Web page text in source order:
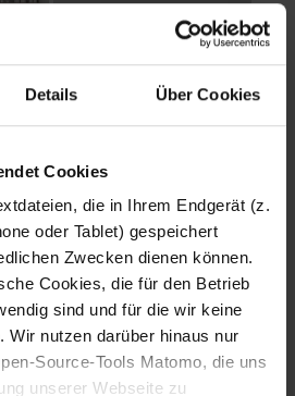
Details Über Cookies
Cookies
die in Ihrem Endgerät (z.
oder Tablet) gespeichert
Zwecken dienen können.
Cookies, die für den Betrieb
sind und für die wir keine
Wir nutzen darüber hinaus nur
Source-Tools Matomo, die uns
unserer Webseite zu
Fotografo: Lorenz
Sternbach
Download